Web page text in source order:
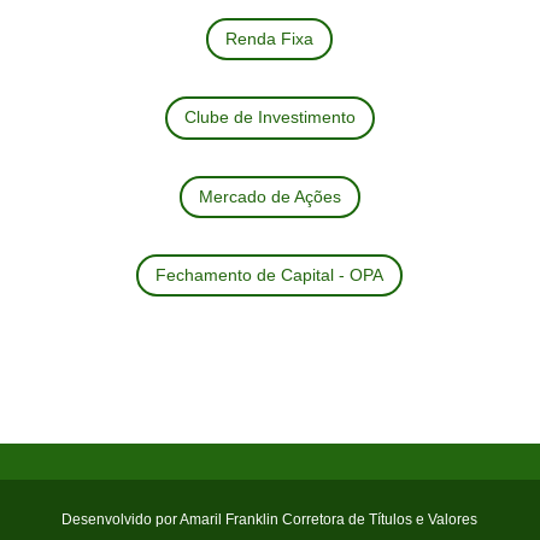
Renda Fixa
Clube de Investimento
Mercado de Ações
Fechamento de Capital - OPA
Desenvolvido por Amaril Franklin Corretora de Títulos e Valores